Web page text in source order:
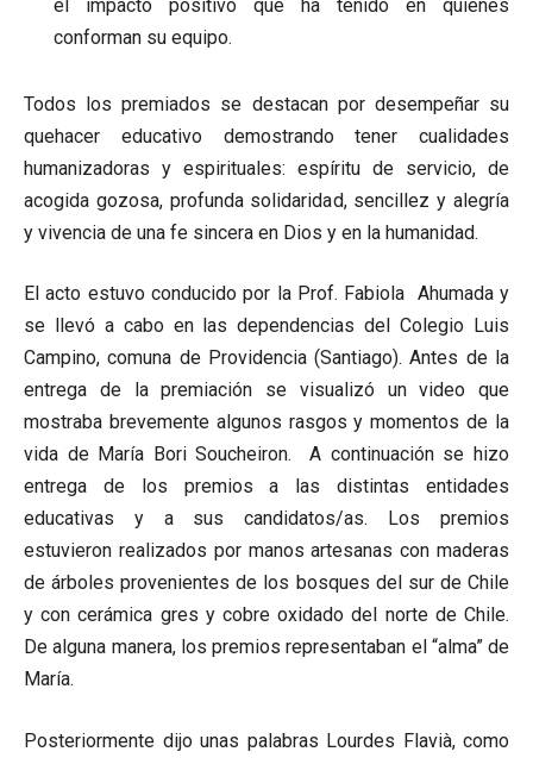
el impacto positivo que ha tenido en quienes
conforman su equipo.
Todos los premiados se destacan por desempeñar su
quehacer educativo demostrando tener cualidades
humanizadoras y espirituales: espíritu de servicio, de
acogida gozosa, profunda solidaridad, sencillez y alegría
y vivencia de una fe sincera en Dios y en la humanidad.
El acto estuvo conducido por la Prof. Fabiola Ahumada y
se llevó a cabo en las dependencias del Colegio Luis
Campino, comuna de Providencia (Santiago). Antes de la
entrega de la premiación se visualizó un video que
mostraba brevemente algunos rasgos y momentos de la
vida de María Bori Soucheiron. A continuación se hizo
entrega de los premios a las distintas entidades
educativas y a sus candidatos/as. Los premios
estuvieron realizados por manos artesanas con maderas
de árboles provenientes de los bosques del sur de Chile
y con cerámica gres y cobre oxidado del norte de Chile.
De alguna manera, los premios representaban el “alma” de
María.
Posteriormente dijo unas palabras Lourdes Flavià, como